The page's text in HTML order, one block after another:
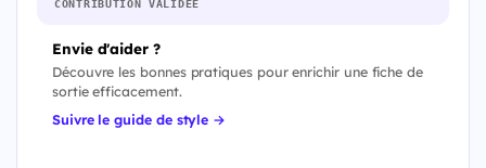
CONTRIBUTION VALIDÉE
Envie d'aider ?
Découvre les bonnes pratiques pour enrichir une fiche de
sortie efficacement.
Suivre le guide de style →